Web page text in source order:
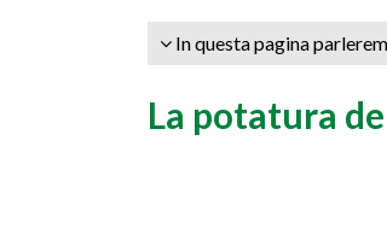
In questa pagina
La potatura